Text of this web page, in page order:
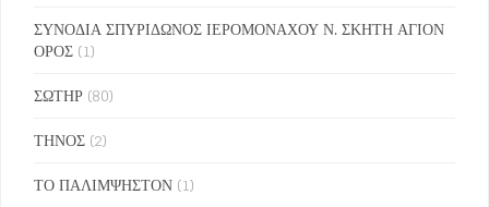
ΣΥΝΟΔΙΑ ΣΠΥΡΙΔΩΝΟΣ ΙΕΡΟΜΟΝΑΧΟΥ Ν. ΣΚΗΤΗ ΑΓΙΟΝ
ΟΡΟΣ (1)
ΣΩΤΗΡ (80)
ΤΗΝΟΣ (2)
ΤΟ ΠΑΛΙΜΨΗΣΤΟΝ (1)